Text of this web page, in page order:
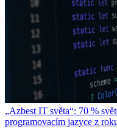
„Azbest IT světa“: 70 %
programovacím jazyce z